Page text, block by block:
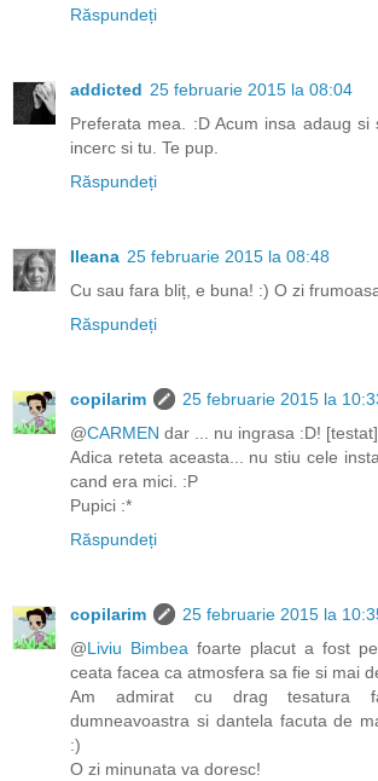
Răspundeți
addicted 25 februarie 2015 la 08:04
Preferata mea. :D Acum insa adaug si
incerc si tu. Te pup.
Răspundeți
Ileana 25 februarie 2015 la 08:48
Cu sau fara bliț, e buna! :) O zi
Răspundeți
copilarim
25 februarie 2015 la
@CARMEN dar ... nu ingrasa :D!
Adica reteta aceasta... nu stiu cele
cand era mici. :P
Pupici :*
Răspundeți
copilarim
25 februarie 2015 la
@Liviu Bimbea foarte placut a fost
ceata facea ca atmosfera sa fie si mai
Am admirat cu drag tesatura
dumneavoastra si dantela facuta de
:)
O zi minunata va doresc!